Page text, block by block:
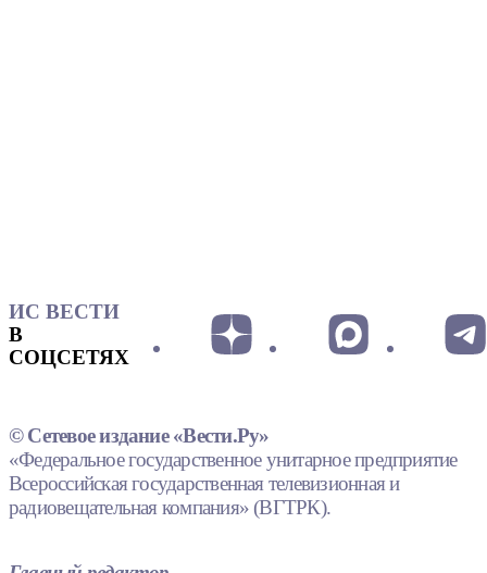
ИС ВЕСТИ
В
СОЦСЕТЯХ
© Сетевое издание «Вести.Ру»
«Федеральное государственное унитарное предприятие
Всероссийская государственная телевизионная и
радиовещательная компания» (ВГТРК).